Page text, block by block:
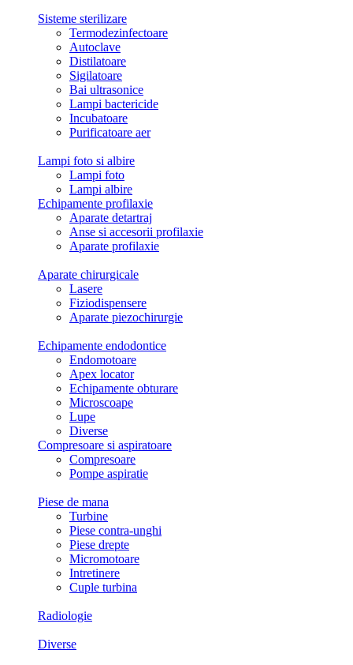
Sisteme sterilizare
Termodezinfectoare
Autoclave
Distilatoare
Sigilatoare
Bai ultrasonice
Lampi bactericide
Incubatoare
Purificatoare aer
Lampi foto si albire
Lampi foto
Lampi albire
Echipamente profilaxie
Aparate detartraj
Anse si accesorii profilaxie
Aparate profilaxie
Aparate chirurgicale
Lasere
Fiziodispensere
Aparate piezochirurgie
Echipamente endodontice
Endomotoare
Apex locator
Echipamente obturare
Microscoape
Lupe
Diverse
Compresoare si aspiratoare
Compresoare
Pompe aspiratie
Piese de mana
Turbine
Piese contra-unghi
Piese drepte
Micromotoare
Intretinere
Cuple turbina
Radiologie
Diverse